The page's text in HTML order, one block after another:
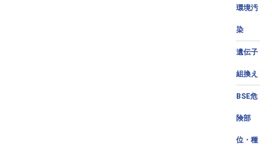
環境汚
染
遺伝子
組換え
BSE危
険部
位・種